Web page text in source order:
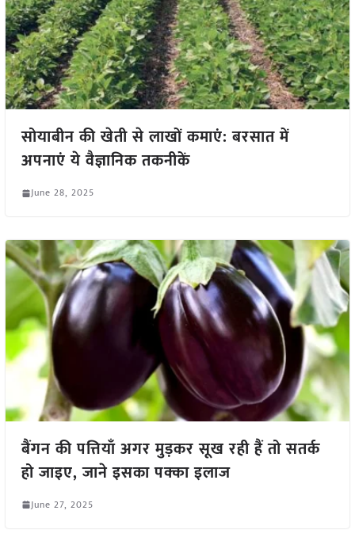
सोयाबीन की खेती से लाखों कमाएं: बरसात में
अपनाएं ये वैज्ञानिक तकनीकें
June 28, 2025
बैंगन की पत्तियाँ अगर मुड़कर सूख रही हैं तो सतर्क
हो जाइए, जाने इसका पक्का इलाज
June 27, 2025